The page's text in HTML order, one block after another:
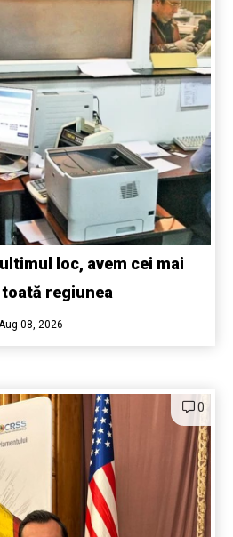
loc, avem cei mai
regiunea
Aug 08, 2026
0